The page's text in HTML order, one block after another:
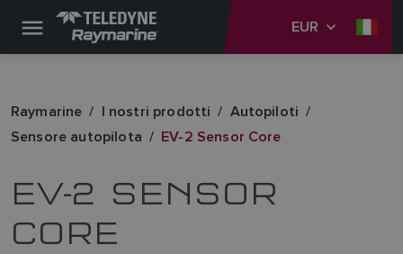
EUR
Raymarine I nostri prodotti
Autopiloti
Sensore autopilota
EV-2 Sensor Core
EV-2 SENSOR
CORE